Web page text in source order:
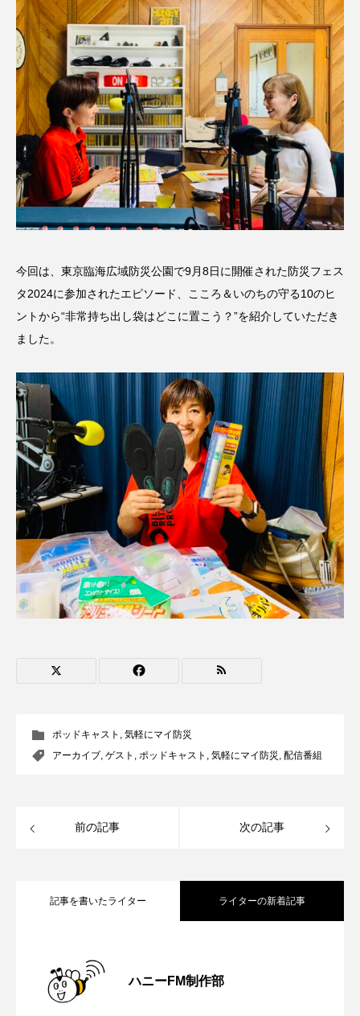
10周年記念 12月号
1975年のケルン・コンサート 1学期
2024年度 2025年 2025年度 2026
2026年 2026年度 20周年 2学期
3年生 4年生 6年生 6月号 77
7月 accototo BAD GENIUS BL出版
DEPARTURES FACES PLACES globe
HAMNET
HONEY FM IT’S OKAY！ J-POP
JAZZ KADOKAWA KDDI
LATE SHIFT Let's 追求 The 牛肉
lets追求the牛肉 LOST LAND
MOCOコレクション オムニバス
Playground/校庭 ROKKO 森の音ミュージアム
ROKKO森の音ミュージアム Rooting Aroma
AgriNOVA
SUNSUNキッズ The Room Next Door
youtube Yukoの子連れハワイ旅珍道中
今回は、東京臨海広域防災公園で9月8日に開催された防災フェス
タ2024に参加されたエピソード、こころ＆いのちの守る10のヒ
ントから“非常持ち出し袋はどこに置こう？”を紹介していただき
ました。
ポッドキャスト , 気軽にマイ防災
アーカイブ, ゲスト , ポッドキャスト , 気軽にマイ防災 , 配信番組
前の記事 次の記事
記事を書いたライター ライターの新着記事
ハニーFM制作部